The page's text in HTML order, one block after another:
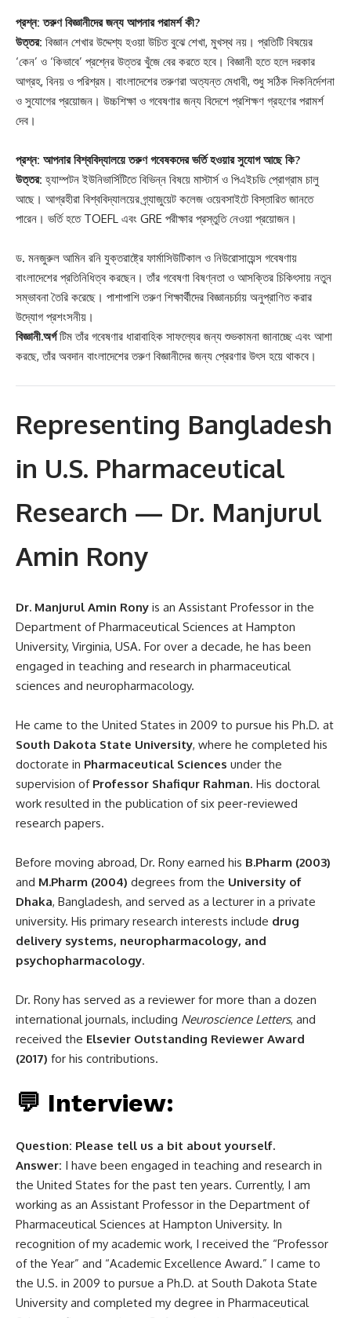
প্রশ্ন: তরুণ বিজ্ঞানীদের জন্য আপনার পরামর্শ কী?
উত্তর: বিজ্ঞান শেখার উদ্দেশ্য হওয়া উচিত বুঝে শেখা, মুখস্থ নয়। প্রতিটি বিষয়ের
‘কেন’ ও ‘কিভাবে’ প্রশ্নের উত্তর খুঁজে বের করতে হবে। বিজ্ঞানী হতে হলে দরকার
আগ্রহ, বিনয় ও পরিশ্রম। বাংলাদেশের তরুণরা অত্যন্ত মেধাবী, শুধু সঠিক দিকনির্দেশনা
ও সুযোগের প্রয়োজন। উচ্চশিক্ষা ও গবেষণার জন্য বিদেশে প্রশিক্ষণ গ্রহণের পরামর্শ
দেব।
প্রশ্ন: আপনার বিশ্ববিদ্যালয়ে তরুণ গবেষকদের ভর্তি হওয়ার সুযোগ আছে কি?
উত্তর: হ্যাম্পটন ইউনিভার্সিটিতে বিভিন্ন বিষয়ে মাস্টার্স ও পিএইচডি প্রোগ্রাম চালু
আছে। আগ্রহীরা বিশ্ববিদ্যালয়ের গ্র্যাজুয়েট কলেজ ওয়েবসাইটে বিস্তারিত জানতে
পারেন। ভর্তি হতে TOEFL এবং GRE পরীক্ষার প্রস্তুতি নেওয়া প্রয়োজন।
ড. মনজুরুল আমিন রনি যুক্তরাষ্ট্রে ফার্মাসিউটিকাল ও নিউরোসায়েন্স গবেষণায়
বাংলাদেশের প্রতিনিধিত্ব করছেন। তাঁর গবেষণা বিষণ্নতা ও আসক্তির চিকিৎসায় নতুন
সম্ভাবনা তৈরি করেছে। পাশাপাশি তরুণ শিক্ষার্থীদের বিজ্ঞানচর্চায় অনুপ্রাণিত করার
উদ্যোগ প্রশংসনীয়।
বিজ্ঞানী.অর্গটিম তাঁর গবেষণার ধারাবাহিক সাফল্যের জন্য শুভকামনা জানাচ্ছে এবং আশা
করছে, তাঁর অবদান বাংলাদেশের তরুণ বিজ্ঞানীদের জন্য প্রেরণার উৎস হয়ে থাকবে।
Representing Bangladesh
in U.S. Pharmaceutical
Research — Dr. Manjurul
Amin Rony
Dr. Manjurul Amin Rony is an Assistant Professor in the
Department of Pharmaceutical Sciences at Hampton
University, Virginia, USA. For over a decade, he has been
engaged in teaching and research in pharmaceutical
sciences and neuropharmacology.
He came to the United States in 2009 to pursue his Ph.D. at
South Dakota State University, where he completed his
doctorate in Pharmaceutical Sciences under the
supervision of Professor Shafiqur Rahman. His doctoral
work resulted in the publication of six peer-reviewed
research papers.
Before moving abroad, Dr. Rony earned his B.Pharm (2003)
and M.Pharm (2004) degrees from the University of
Dhaka, Bangladesh, and served as a lecturer in a private
university. His primary research interests include drug
delivery systems, neuropharmacology, and
psychopharmacology.
Dr. Rony has served as a reviewer for more than a dozen
international journals, including Neuroscience Letters, and
received the Elsevier Outstanding Reviewer Award
(2017) for his contributions.
💬 Interview:
Question: Please tell us a bit about yourself.
Answer: I have been engaged in teaching and research in
the United States for the past ten years. Currently, I am
working as an Assistant Professor in the Department of
Pharmaceutical Sciences at Hampton University. In
recognition of my academic work, I received the “Professor
of the Year” and “Academic Excellence Award.” I came to
the U.S. in 2009 to pursue a Ph.D. at South Dakota State
University and completed my degree in Pharmaceutical